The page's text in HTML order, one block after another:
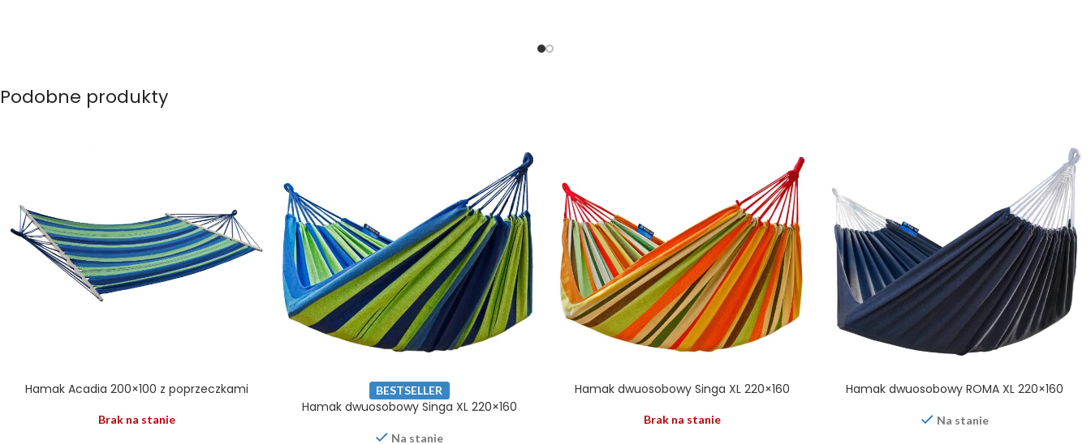
Podobne produkty
Hamak Acadia 200×100 z poprzeczkami
Brak na stanie
BESTSELLER
Hamak dwuosobowy Singa XL 220×160
Na stanie
Hamak dwuosobowy Singa XL 220×160
Brak na stanie
Hamak dwuosobowy ROMA XL 220×160
Na stanie